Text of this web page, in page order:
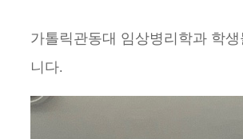
가톨릭관동대 임상병리학과 학생
니다.